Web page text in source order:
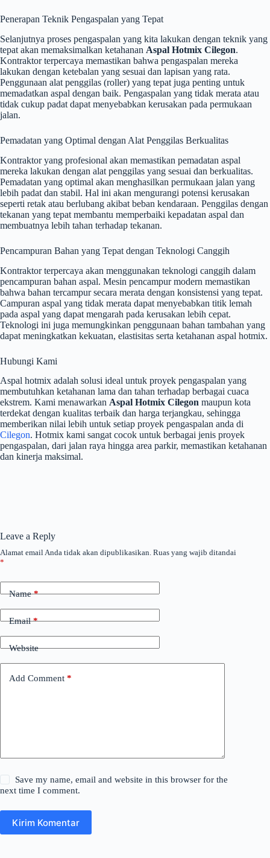
Penerapan Teknik Pengaspalan yang Tepat
Selanjutnya proses pengaspalan yang kita lakukan dengan teknik yang
tepat akan memaksimalkan ketahanan Aspal Hotmix Cilegon.
Kontraktor terpercaya memastikan bahwa pengaspalan mereka
lakukan dengan ketebalan yang sesuai dan lapisan yang rata.
Penggunaan alat penggilas (roller) yang tepat juga penting untuk
memadatkan aspal dengan baik. Pengaspalan yang tidak merata atau
tidak cukup padat dapat menyebabkan kerusakan pada permukaan
jalan.
Pemadatan yang Optimal dengan Alat Penggilas Berkualitas
Kontraktor yang profesional akan memastikan pemadatan aspal
mereka lakukan dengan alat penggilas yang sesuai dan berkualitas.
Pemadatan yang optimal akan menghasilkan permukaan jalan yang
lebih padat dan stabil. Hal ini akan mengurangi potensi kerusakan
seperti retak atau berlubang akibat beban kendaraan. Penggilas dengan
tekanan yang tepat membantu memperbaiki kepadatan aspal dan
membuatnya lebih tahan terhadap tekanan.
Pencampuran Bahan yang Tepat dengan Teknologi Canggih
Kontraktor terpercaya akan menggunakan teknologi canggih dalam
pencampuran bahan aspal. Mesin pencampur modern memastikan
bahwa bahan tercampur secara merata dengan konsistensi yang tepat.
Campuran aspal yang tidak merata dapat menyebabkan titik lemah
pada aspal yang dapat mengarah pada kerusakan lebih cepat.
Teknologi ini juga memungkinkan penggunaan bahan tambahan yang
dapat meningkatkan kekuatan, elastisitas serta ketahanan aspal hotmix.
Hubungi Kami
Aspal hotmix adalah solusi ideal untuk proyek pengaspalan yang
membutuhkan ketahanan lama dan tahan terhadap berbagai cuaca
ekstrem. Kami menawarkan Aspal Hotmix Cilegon maupun kota
terdekat dengan kualitas terbaik dan harga terjangkau, sehingga
memberikan nilai lebih untuk setiap proyek pengaspalan anda di
Cilegon. Hotmix kami sangat cocok untuk berbagai jenis proyek
pengaspalan, dari jalan raya hingga area parkir, memastikan ketahanan
dan kinerja maksimal.
Leave a Reply
Alamat email Anda tidak akan dipublikasikan. Ruas yang wajib ditandai
*
Name*
Email*
Website
Add Comment *
Save my name, email and website in this browser for the
next time I comment.
Kirim Komentar